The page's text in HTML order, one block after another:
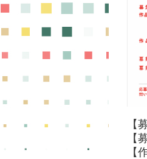
【
【
【